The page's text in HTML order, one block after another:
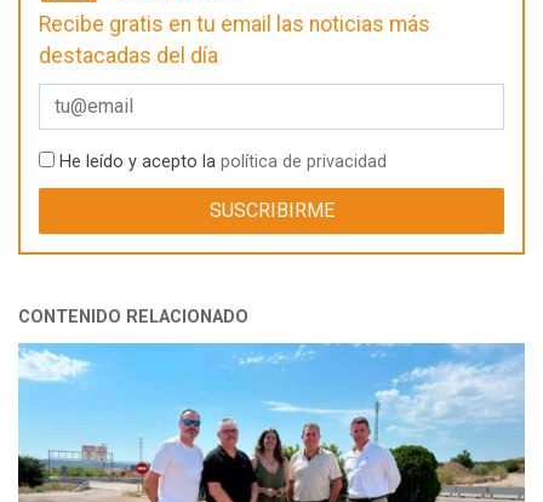
Recibe gratis en tu email las noticias más
destacadas del día
He leído y acepto la política de privacidad
CONTENIDO RELACIONADO